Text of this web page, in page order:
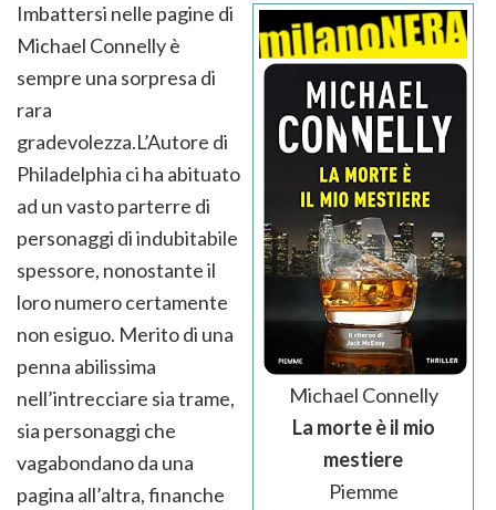
Michael Connelly
La morte è il mio
mestiere
Piemme
Imbattersi nelle pagine di
Michael Connelly è
sempre una sorpresa di
rara
gradevolezza.L’Autore di
Philadelphia ci ha abituato
ad un vasto parterre di
personaggi di indubitabile
spessore, nonostante il
loro numero certamente
non esiguo. Merito di una
penna abilissima
nell’intrecciare sia trame,
sia personaggi che
vagabondano da una
pagina all’altra, finanche